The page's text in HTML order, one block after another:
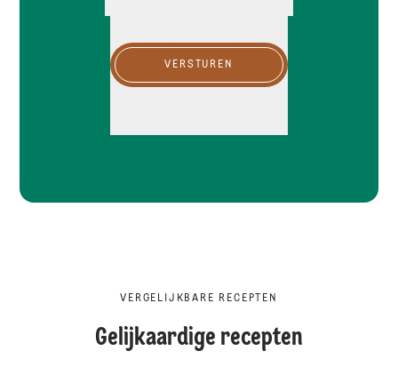
VERSTUREN
VERGELIJKBARE RECEPTEN
Gelijkaardige recepten